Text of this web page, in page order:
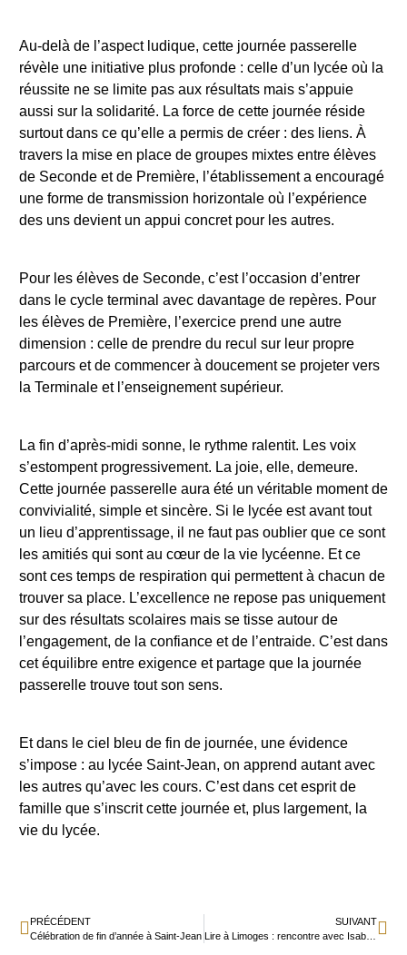
Au-delà de l’aspect ludique, cette journée passerelle
révèle une initiative plus profonde : celle d’un lycée où la
réussite ne se limite pas aux résultats mais s’appuie
aussi sur la solidarité. La force de cette journée réside
surtout dans ce qu’elle a permis de créer : des liens. À
travers la mise en place de groupes mixtes entre élèves
de Seconde et de Première, l’établissement a encouragé
une forme de transmission horizontale où l’expérience
des uns devient un appui concret pour les autres.
Pour les élèves de Seconde, c’est l’occasion d’entrer
dans le cycle terminal avec davantage de repères. Pour
les élèves de Première, l’exercice prend une autre
dimension : celle de prendre du recul sur leur propre
parcours et de commencer à doucement se projeter vers
la Terminale et l’enseignement supérieur.
La fin d’après-midi sonne, le rythme ralentit. Les voix
s’estompent progressivement. La joie, elle, demeure.
Cette journée passerelle aura été un véritable moment de
convivialité, simple et sincère. Si le lycée est avant tout
un lieu d’apprentissage, il ne faut pas oublier que ce sont
les amitiés qui sont au cœur de la vie lycéenne. Et ce
sont ces temps de respiration qui permettent à chacun de
trouver sa place. L’excellence ne repose pas uniquement
sur des résultats scolaires mais se tisse autour de
l’engagement, de la confiance et de l’entraide. C’est dans
cet équilibre entre exigence et partage que la journée
passerelle trouve tout son sens.
Et dans le ciel bleu de fin de journée, une évidence
s’impose : au lycée Saint-Jean, on apprend autant avec
les autres qu’avec les cours. C’est dans cet esprit de
famille que s’inscrit cette journée et, plus largement, la
vie du lycée.
PRÉCÉDENT
Célébration de fin d’année à Saint-Jean
SUIVANT
Lire à Limoges : rencontre avec Isabel Esnault